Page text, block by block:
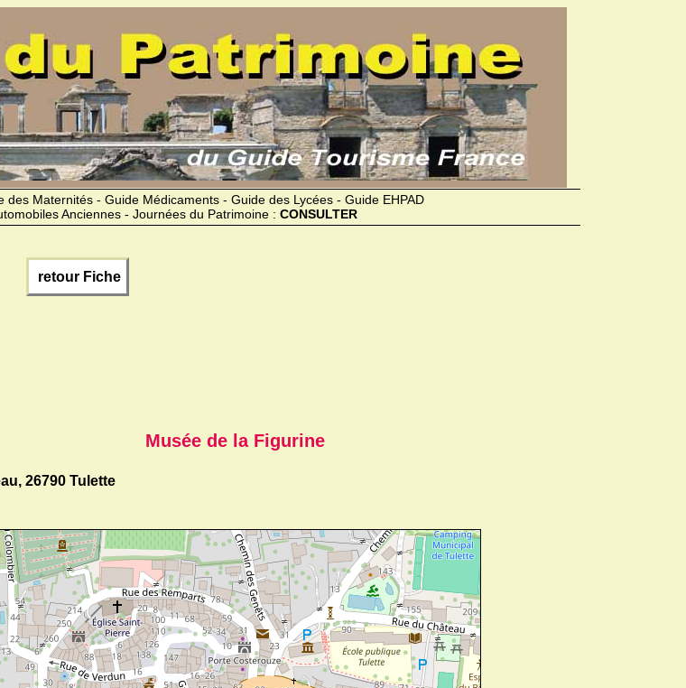
Maternités - Guide Médicaments - Guide des Lycées - Guide EHPAD
Anciennes - Journées du Patrimoine : CONSULTER
retour Fiche
Musée de la Figurine
26790 Tulette